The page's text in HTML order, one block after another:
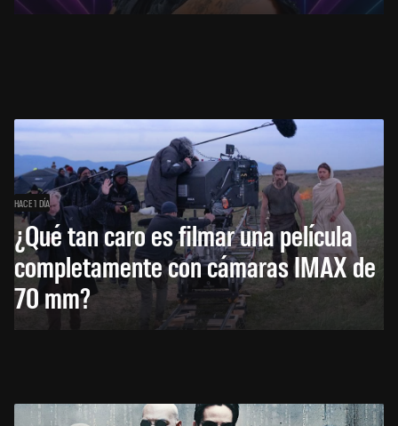
HACE 1 DÍA
¿Qué tan caro es filmar una película
completamente con cámaras IMAX de
70 mm?